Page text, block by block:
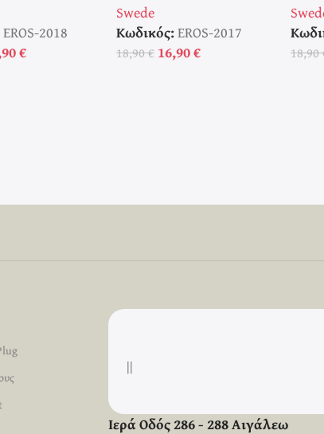
EROS-2018
€
Swede
Κωδικός:EROS-2017
18,90€ 16,90€ 18,90
||
Ιερά Οδός 286 - 288 Αιγάλεω